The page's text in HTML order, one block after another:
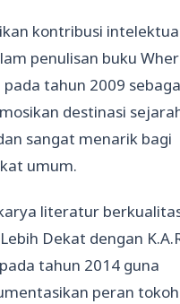
kontribusi
penulisan buku
pada tahun 2009
destinasi
sangat menarik bagi
umum.
literatur
Dekat dengan
tahun 2014 guna
peran